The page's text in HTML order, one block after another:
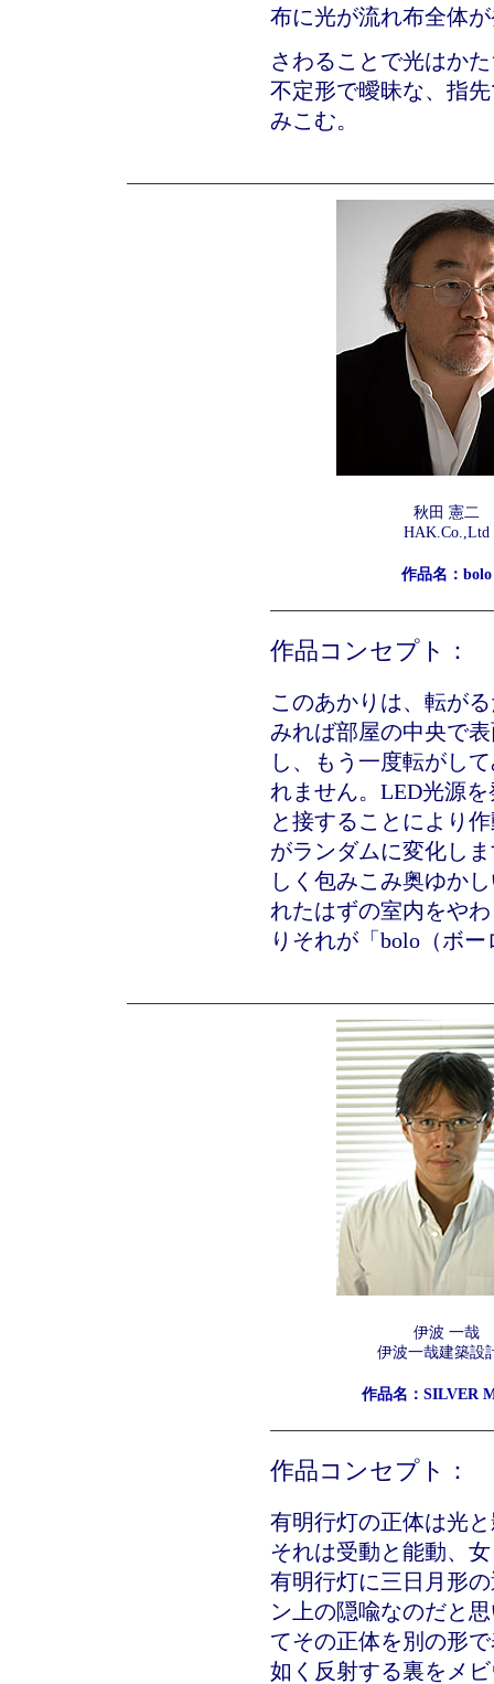
布に光が流れ布全体
さわることで光はか
不定形で曖昧な、指
みこむ。
秋田 憲二
HAK.Co.,Ltd
作品名：bolo
作品コンセプト：
このあかりは、転が
みれば部屋の中央で
し、もう一度転がし
れません。LED光源
と接することにより
がランダムに変化し
しく包みこみ奥ゆか
れたはずの室内をや
りそれが「bolo（ボ
伊波 一哉
伊波一哉建築設
作品名：SILVER
作品コンセプト：
有明行灯の正体は光
それは受動と能動、
有明行灯に三日月形
ン上の隠喩なのだと
てその正体を別の形
如く反射する裏をメ